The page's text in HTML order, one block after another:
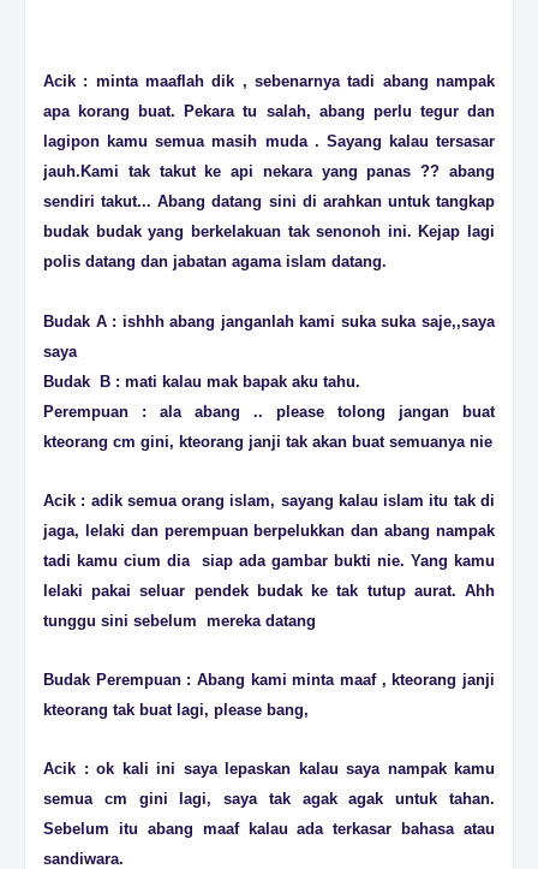
Acik : minta maaflah dik , sebenarnya tadi abang nampak
apa korang buat. Pekara tu salah, abang perlu tegur dan
lagipon kamu semua masih muda . Sayang kalau tersasar
jauh.Kami tak takut ke api nekara yang panas ?? abang
sendiri takut... Abang datang sini di arahkan untuk tangkap
budak budak yang berkelakuan tak senonoh ini. Kejap lagi
polis datang dan jabatan agama islam datang.
Budak A : ishhh abang janganlah kami suka suka saje,,saya
saya
Budak B : mati kalau mak bapak aku tahu.
Perempuan : ala abang .. please tolong jangan buat
kteorang cm gini, kteorang janji tak akan buat semuanya nie
Acik : adik semua orang islam, sayang kalau islam itu tak di
jaga, lelaki dan perempuan berpelukkan dan abang nampak
tadi kamu cium dia siap ada gambar bukti nie. Yang kamu
lelaki pakai seluar pendek budak ke tak tutup aurat. Ahh
tunggu sini sebelum mereka datang
Budak Perempuan : Abang kami minta maaf , kteorang janji
kteorang tak buat lagi, please bang,
Acik : ok kali ini saya lepaskan kalau saya nampak kamu
semua cm gini lagi, saya tak agak agak untuk tahan.
Sebelum itu abang maaf kalau ada terkasar bahasa atau
sandiwara.